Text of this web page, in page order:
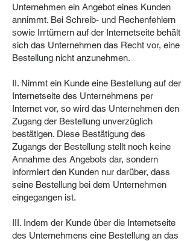
Unternehmen ein Angebot eines Kunden
annimmt. Bei Schreib- und Rechenfehlern
sowie Irrtümern auf der Internetseite behält
sich das Unternehmen das Recht vor, eine
Bestellung nicht anzunehmen.
II. Nimmt ein Kunde eine Bestellung auf der
Internetseite des Unternehmens per
Internet vor, so wird das Unternehmen den
Zugang der Bestellung unverzüglich
bestätigen. Diese Bestätigung des
Zugangs der Bestellung stellt noch keine
Annahme des Angebots dar, sondern
informiert den Kunden nur darüber, dass
seine Bestellung bei dem Unternehmen
eingegangen ist.
III. Indem der Kunde über die Internetseite
des Unternehmens eine Bestellung an das